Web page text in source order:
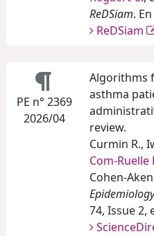
ReDSiam.
ReDSiam
PE n° 2369
2026/04
Algorithms
asthma
review.
Curmin R.,
Com-Ruelle
Cohen-
74, Issue 2,